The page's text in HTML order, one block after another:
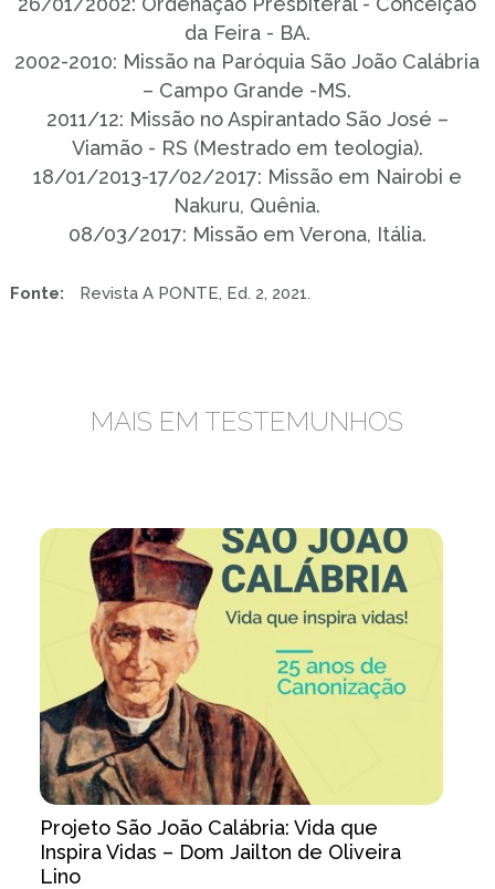
da Feira - BA.
2002-2010: Missão na Paróquia São João Calábria
– Campo Grande -MS.
2011/12: Missão no Aspirantado São José –
Viamão - RS (Mestrado em teologia).
18/01/2013-17/02/2017: Missão em Nairobi e
Nakuru, Quênia.
08/03/2017: Missão em Verona, Itália.
Fonte: Revista A PONTE, Ed. 2, 2021.
MAIS EM TESTEMUNHOS
Projeto São João Calábria: Vida que
Inspira Vidas – Dom Jailton de Oliveira
Lino